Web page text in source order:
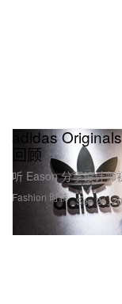
Fashion 时装
adidas
回顾
听 Eason 分享设计师
Sep 21,